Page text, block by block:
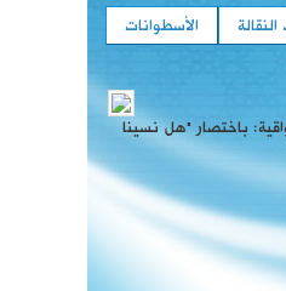
الأسطوانات
باختصار "هل نسينا